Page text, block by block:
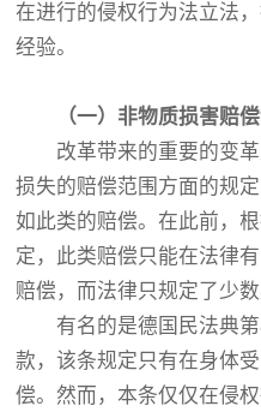
在进行的侵权行为法立法
经验。
（一） 非物质损害赔
改革带来的重要的变革
损失的赔偿范围方面的规
如此类的赔偿。在此前，
定，此类赔偿只能在法律
赔偿，而法律只规定了少
有名的是德国民法典第
款，该条规定只有在身体
偿。然而，本条仅仅在侵